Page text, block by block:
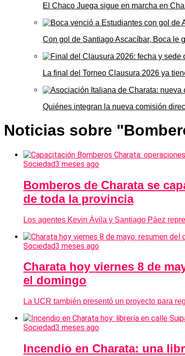
El Chaco Juega sigue en marcha en
Con gol de Santiago Ascacíbar, Boca le
La final del Torneo Clausura 2026 ya
Quiénes integran la nueva comisión
Noticias sobre
Sociedad3 meses ago
Bomberos de Charata se
de toda la provincia
Los agentes Kevin Ávila y Santiago Páez
Sociedad3 meses ago
Charata hoy viernes 8 de
el domingo
La UCR también presentó un proyecto para
Sociedad3 meses ago
Incendio en Charata: una